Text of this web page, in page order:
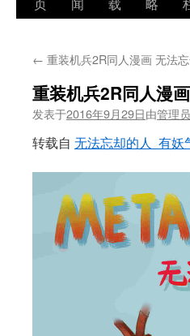
← 重装机兵2R同人漫画 无法忘
重装机兵2R同人漫
发表于2016年9月29日由管理员
转载自 无法忘却的人_有妖